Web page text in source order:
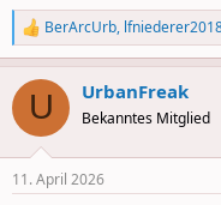
R
e
a
c
i
s
BerArcUrb,
U UrbanFreak
Bekanntes Mitglied
11. April 2026